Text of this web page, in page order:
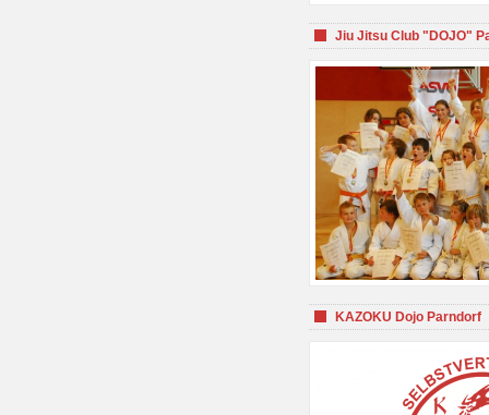
Jiu Jitsu Club "DOJO"
KAZOKU Dojo Parndorf